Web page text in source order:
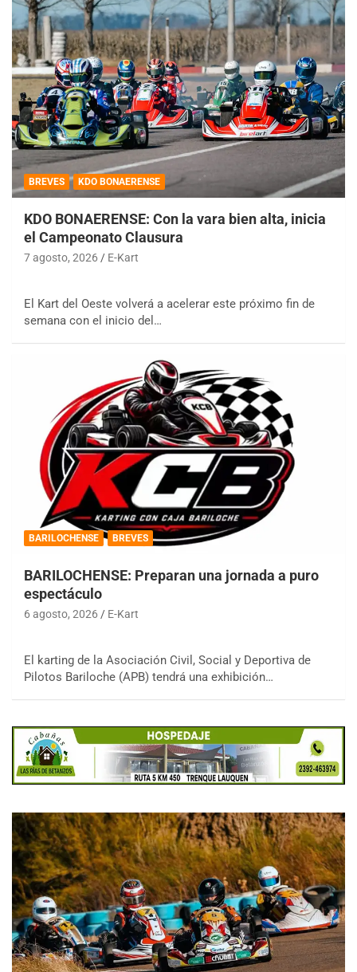
BREVES KDO BONAERENSE
KDO BONAERENSE: Con la vara bien alta, inicia
el Campeonato Clausura
7 agosto, 2026 E-Kart
El Kart del Oeste volverá a acelerar este próximo fin de
semana con el inicio del…
BARILOCHENSE BREVES
BARILOCHENSE: Preparan una jornada a puro
espectáculo
6 agosto, 2026 E-Kart
El karting de la Asociación Civil, Social y Deportiva de
Pilotos Bariloche (APB) tendrá una exhibición…